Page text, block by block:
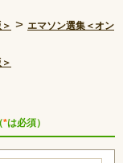
> エマソン選集＜オン
（*は必須）